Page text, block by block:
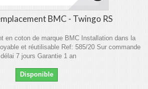
BMC - Twingo RS
en coton de marque BMC Installation dans la
et réutilisable Ref: 585/20 Sur commande
7 jours Garantie 1 an
Disponible